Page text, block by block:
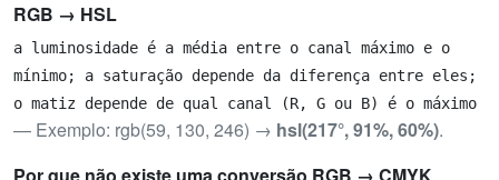
RGB → HSL
a luminosidade é a média entre o canal máximo e o
mínimo; a saturação depende da diferença entre eles;
o matiz depende de qual canal (R, G ou B) é o máximo
— Exemplo: rgb(59, 130, 246) → hsl(217°, 91%, 60%).